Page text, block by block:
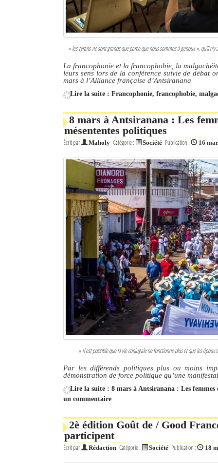
«les tyrans ne sont grands que parce que nous sommes à genoux», qu’il n’y
La francophonie et la francophobie, la
leurs sens lors de la conférence suivie de débat
mars à l’Alliance française d’Antsiranana
Lire la suite : Francophonie, francophobie,
8 mars à Antsiranana : Les
mésententes politiques
Écrit par Maholy Catégorie : Société Publication : 16
« Il est possible que la vie conjugale ne fonctionne plus et que les
Par les différends politiques plus ou moins
démonstration de force politique qu’une
Lire la suite : 8 mars à Antsiranana : Les
un commentaire
2è édition Goût de / Good
participent
Écrit par Rédaction Catégorie : Société Publication : 18